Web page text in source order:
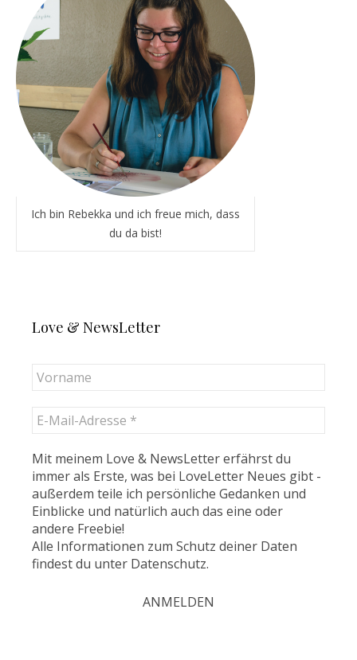
Ich bin Rebekka und ich freue mich, dass
du da bist!
Love & NewsLetter
Mit meinem Love & NewsLetter erfährst du
immer als Erste, was bei LoveLetter Neues gibt -
außerdem teile ich persönliche Gedanken und
Einblicke und natürlich auch das eine oder
andere Freebie!
Alle Informationen zum Schutz deiner Daten
findest du unter Datenschutz.